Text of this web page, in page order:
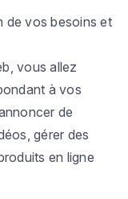
de vos besoins et
vous allez
à vos
de
gérer des
en ligne